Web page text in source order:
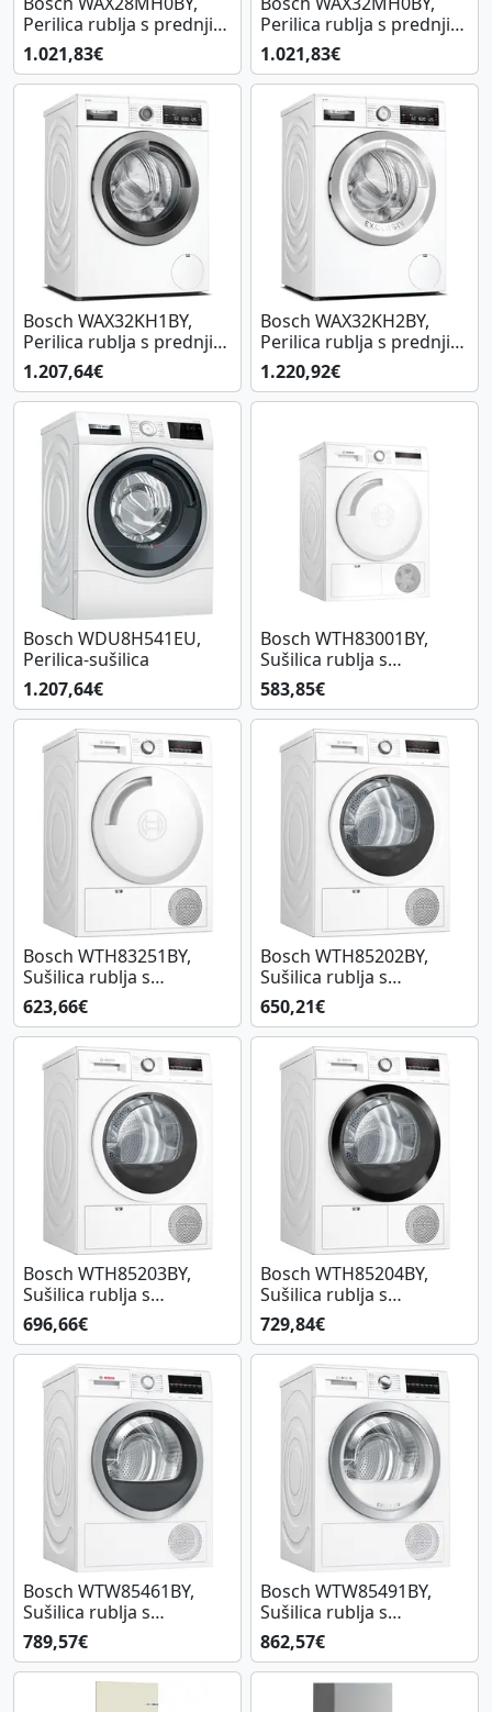
Perilica rublja s prednjim
punjenjem
1.021,83€
Perilica rublja s prednjim
punjenjem
1.021,83€
Bosch WAX32KH1BY,
Perilica rublja s prednjim
punjenjem
1.207,64€
Bosch WAX32KH2BY,
Perilica rublja s prednjim
punjenjem
1.220,92€
Bosch WDU8H541EU,
Perilica-sušilica
1.207,64€
Bosch WTH83001BY,
Sušilica rublja s
toplinskom pumpom
583,85€
Bosch WTH83251BY,
Sušilica rublja s
toplinskom pumpom
623,66€
Bosch WTH85202BY,
Sušilica rublja s
toplinskom pumpom
650,21€
Bosch WTH85203BY,
Sušilica rublja s
toplinskom pumpom
696,66€
Bosch WTH85204BY,
Sušilica rublja s
toplinskom pumpom
729,84€
Bosch WTW85461BY,
Sušilica rublja s
toplinskom pumpom
789,57€
Bosch WTW85491BY,
Sušilica rublja s
toplinskom pumpom
862,57€